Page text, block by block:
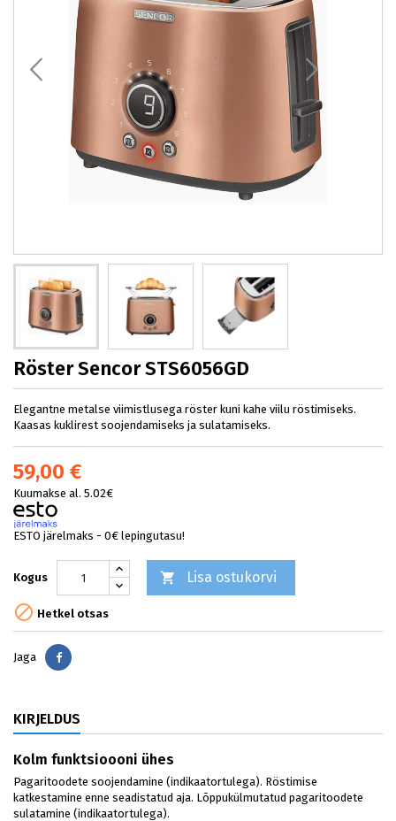
Röster Sencor STS6056GD
Elegantne metalse viimistlusega röster kuni kahe viilu röstimiseks.
Kaasas kuklirest soojendamiseks ja sulatamiseks.
59,00 €
Kuumakse al. 5.02€
ESTO järelmaks - 0€ lepingutasu!
Kogus  Lisa ostukorvi
 Hetkel otsas
Jaga Jaga
KIRJELDUS
Kolm funktsioooni ühes
Pagaritoodete soojendamine (indikaatortulega). Röstimise
katkestamine enne seadistatud aja. Lõppukülmutatud pagaritoodete
sulatamine (indikaatortulega).